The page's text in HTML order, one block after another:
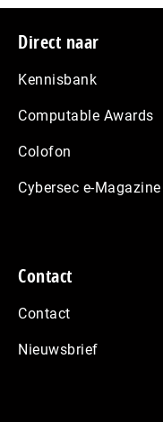
Footer
Direct naar
Kennisbank
Computable Awards
Colofon
Cybersec e-Magazine
Contact
Contact
Nieuwsbrief